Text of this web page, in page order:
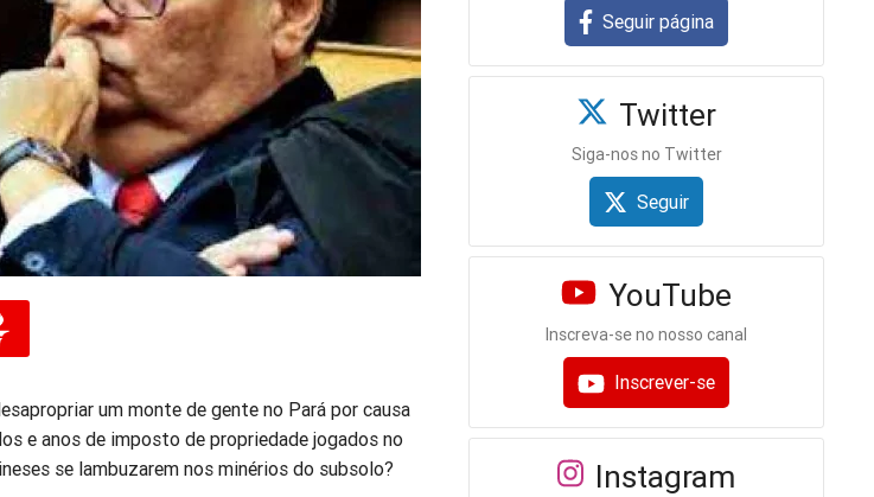
um monte de gente no Pará por causa
e anos de imposto de propriedade jogados no
se lambuzarem nos minérios do subsolo?
Seguir página
Twitter
Siga-nos no Twitter
Seguir
YouTube
Inscreva-se no nosso canal
Inscrever-se
Instagram